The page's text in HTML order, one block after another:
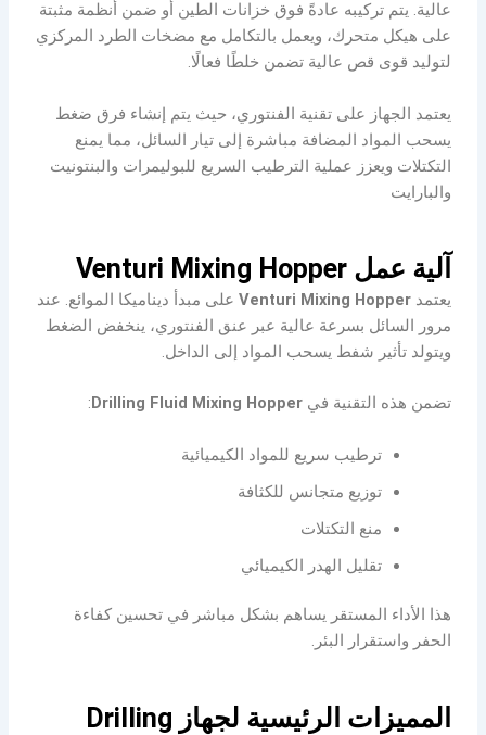
عالية. يتم تركيبه عادةً فوق خزانات الطين أو ضمن أنظمة مثبتة
على هيكل متحرك، ويعمل بالتكامل مع مضخات الطرد المركزي
لتوليد قوى قص عالية تضمن خلطًا فعالًا.
يعتمد الجهاز على تقنية الفنتوري، حيث يتم إنشاء فرق ضغط
يسحب المواد المضافة مباشرة إلى تيار السائل، مما يمنع
التكتلات ويعزز عملية الترطيب السريع للبوليمرات والبنتونيت
والبارايت
آلية عمل Venturi Mixing Hopper
يعتمدVenturi Mixing Hopper على مبدأ ديناميكا الموائع. عند
مرور السائل بسرعة عالية عبر عنق الفنتوري، ينخفض الضغط
ويتولد تأثير شفط يسحب المواد إلى الداخل.
تضمن هذه التقنية فيDrilling Fluid Mixing Hopper
:
ترطيب سريع للمواد الكيميائية
توزيع متجانس للكثافة
منع التكتلات
تقليل الهدر الكيميائي
هذا الأداء المستقر يساهم بشكل مباشر في تحسين كفاءة
الحفر واستقرار البئر.
المميزات الرئيسية لجهاز Drilling